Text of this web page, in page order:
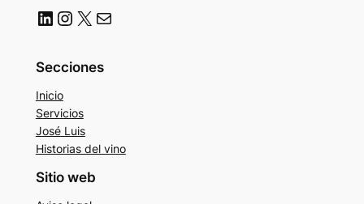
LinkedIn Instagram X Correo electrónico
Secciones
Inicio
Servicios
José Luis
Historias del vino
Sitio web